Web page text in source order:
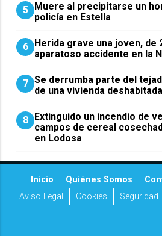
5
Muere al precipitarse un
policía en Estella
6
Herida grave una joven, de
aparatoso accidente en la
7 Se derrumba parte del
de una vivienda
8
Extinguido un incendio de
campos de cereal
en Lodosa
Inicio Quiénes Somos
Aviso Legal
Cookies Seguridad